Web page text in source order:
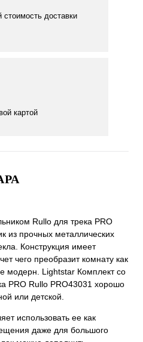
стоимость доставки
картой
Rullo для трека PRO
из прочных металлических
Конструкция имеет
чего преобразит комнату как
модерн. Lightstar Комплект со
PRO Rullo PRO43031 хорошо
или детской.
использовать ее как
даже для большого